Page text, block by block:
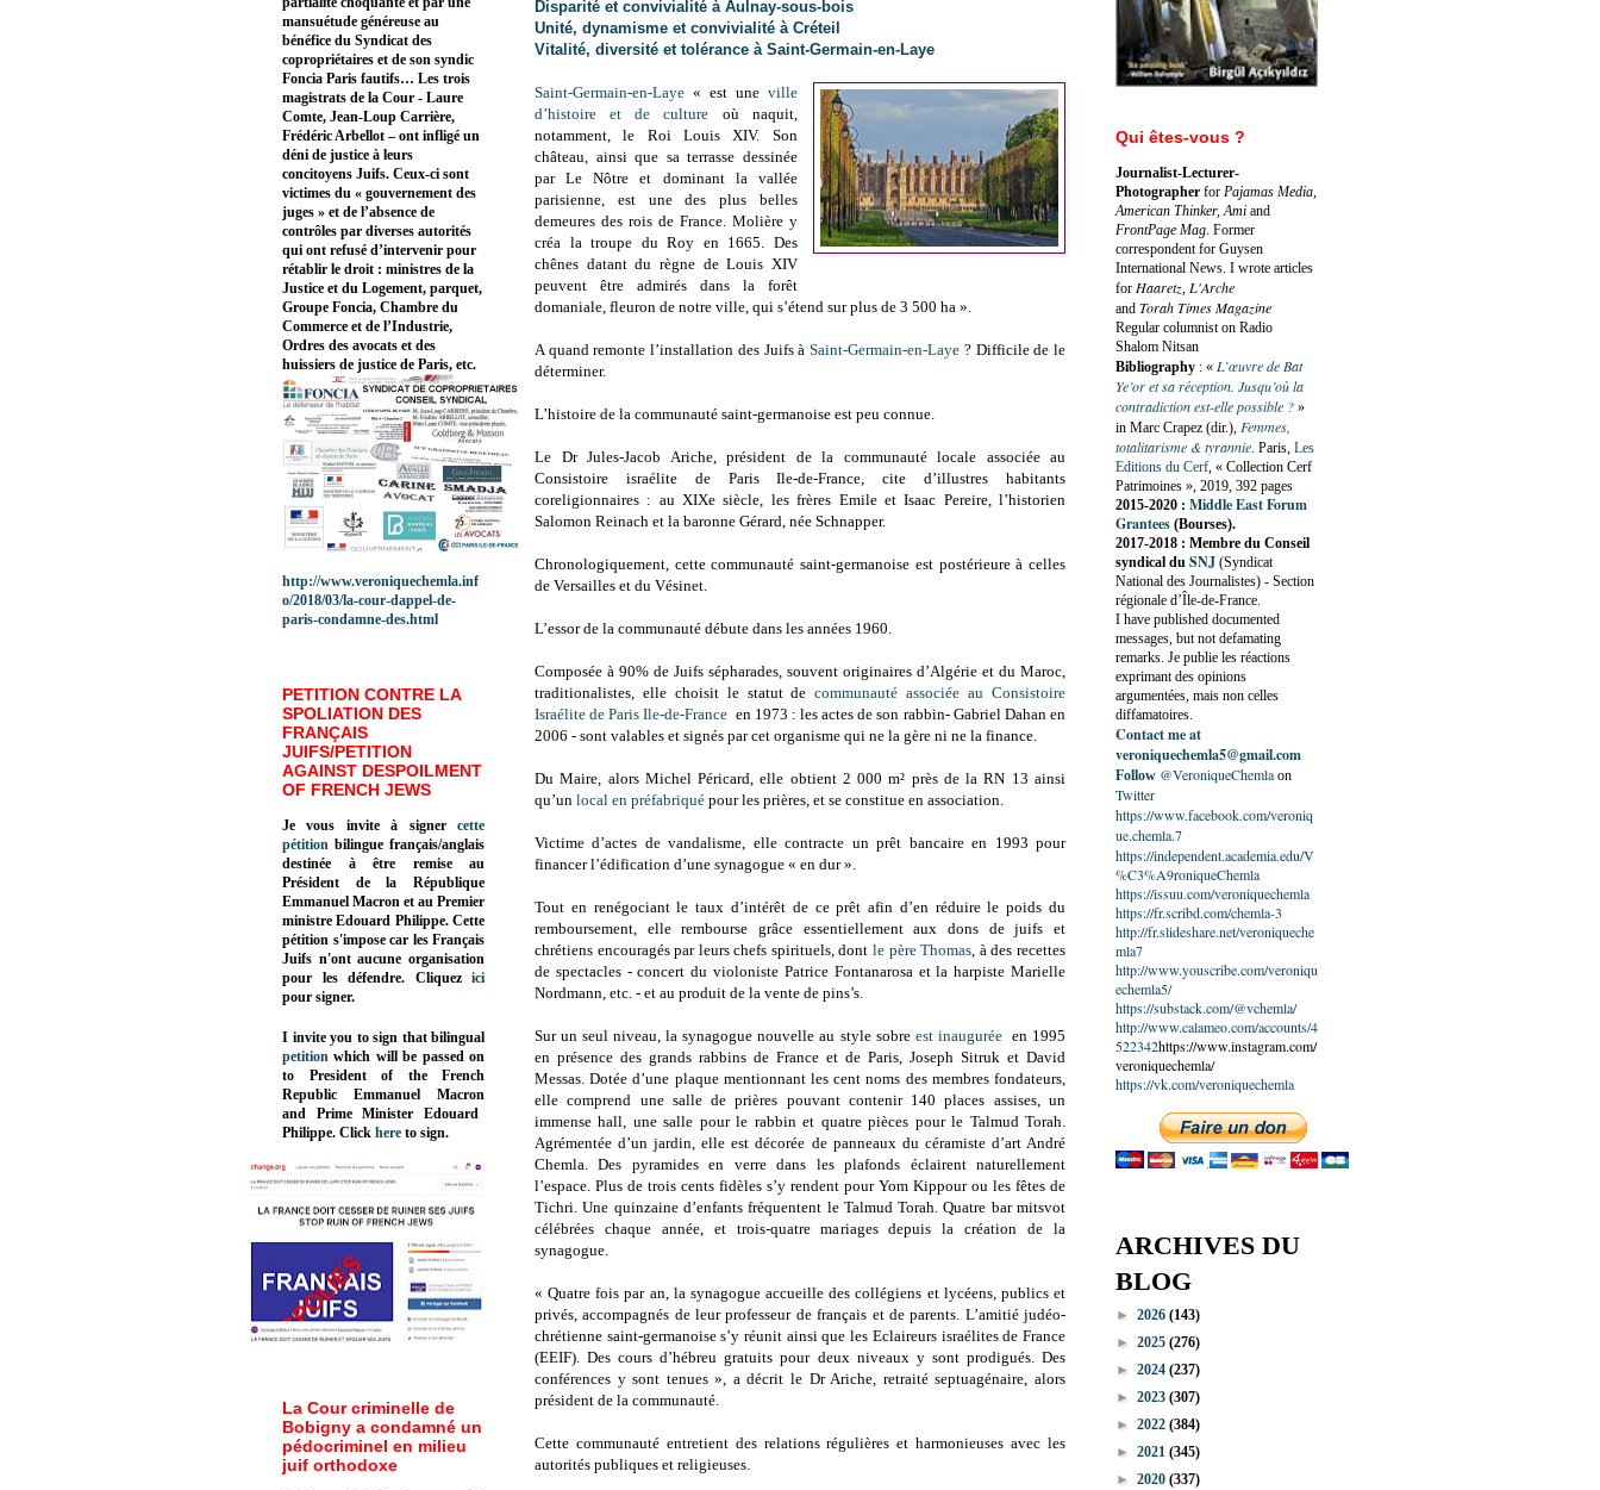
Disparité et convivialité à Aulnay-sous-bois
Unité, dynamisme et convivialité à Créteil
Vitalité, diversité et tolérance à Saint-Germain-en-Laye
Saint-Germain-en-Laye « est une ville
d’histoire et de culture où naquit,
notamment, le Roi Louis XIV. Son
château, ainsi que sa terrasse dessinée
par Le Nôtre et dominant la vallée
parisienne, est une des plus belles
demeures des rois de France. Molière y
créa la troupe du Roy en 1665. Des
chênes datant du règne de Louis XIV
peuvent être admirés dans la forêt
domaniale, fleuron de notre ville, qui s’étend sur plus de 3 500 ha ».
A quand remonte l’installation des Juifs àSaint-Germain-en-Laye ? Difficile de le
déterminer.
L’histoire de la communauté saint-germanoise est peu connue.
Le Dr Jules-Jacob Ariche, président de la communauté locale associée au
Consistoire israélite de Paris Ile-de-France, cite d’illustres habitants
coreligionnaires : au XIXe siècle, les frères Emile et Isaac Pereire, l’historien
Salomon Reinach et la baronne Gérard, née Schnapper.
Chronologiquement, cette communauté saint-germanoise est postérieure à celles
de Versailles et du Vésinet.
L’essor de la communauté débute dans les années 1960.
Composée à 90% de Juifs sépharades, souvent originaires d’Algérie et du Maroc,
traditionalistes, elle choisit le statut decommunauté associée au Consistoire
Israélite de Paris Ile-de-France en 1973 : les actes de son rabbin- Gabriel Dahan en
2006 - sont valables et signés par cet organisme qui ne la gère ni ne la finance.
Du Maire, alors Michel Péricard, elle obtient 2 000 m² près de la RN 13 ainsi
qu’un local en préfabriqué pour les prières, et se constitue en association.
Victime d’actes de vandalisme, elle contracte un prêt bancaire en 1993 pour
financer l’édification d’une synagogue « en dur ».
Tout en renégociant le taux d’intérêt de ce prêt afin d’en réduire le poids du
remboursement, elle rembourse grâce essentiellement aux dons de juifs et
chrétiens encouragés par leurs chefs spirituels, dontle père Thomas, à des recettes
de spectacles - concert du violoniste Patrice Fontanarosa et la harpiste Marielle
Nordmann, etc. - et au produit de la vente de pins’s.
Sur un seul niveau, la synagogue nouvelle au style sobre est inauguréeen 1995
en présence des grands rabbins de France et de Paris, Joseph Sitruk et David
Messas. Dotée d’une plaque mentionnant les cent noms des membres fondateurs,
elle comprend une salle de prières pouvant contenir 140 places assises, un
immense hall, une salle pour le rabbin et quatre pièces pour le Talmud Torah.
Agrémentée d’un jardin, elle est décorée de panneaux du céramiste d’art André
Chemla. Des pyramides en verre dans les plafonds éclairent naturellement
l’espace. Plus de trois cents fidèles s’y rendent pour Yom Kippour ou les fêtes de
Tichri. Une quinzaine d’enfants fréquentent le Talmud Torah. Quatre bar mitsvot
célébrées chaque année, et trois-quatre mariages depuis la création de la
synagogue.
« Quatre fois par an, la synagogue accueille des collégiens et lycéens, publics et
privés, accompagnés de leur professeur de français et de parents. L’amitié judéo-
chrétienne saint-germanoise s’y réunit ainsi que les Eclaireurs israélites de France
(EEIF). Des cours d’hébreu gratuits pour deux niveaux y sont prodigués. Des
conférences y sont tenues », a décrit le Dr Ariche, retraité septuagénaire, alors
président de la communauté.
Cette communauté entretient des relations régulières et harmonieuses avec les
autorités publiques et religieuses.
mansuétude généreuse au
bénéfice du Syndicat des
copropriétaires et de son syndic
Foncia Paris fautifs… Les trois
magistrats de la Cour - Laure
Comte, Jean-Loup Carrière,
Frédéric Arbellot – ont infligé un
déni de justice à leurs
concitoyens Juifs. Ceux-ci sont
victimes du « gouvernement des
juges » et de l’absence de
contrôles par diverses autorités
qui ont refusé d’intervenir pour
rétablir le droit : ministres de la
Justice et du Logement, parquet,
Groupe Foncia, Chambre du
Commerce et de l’Industrie,
Ordres des avocats et des
huissiers de justice de Paris, etc.
http://www.veroniquechemla.inf
o/2018/03/la-cour-dappel-de-
paris-condamne-des.html
PETITION CONTRE LA
SPOLIATION DES
FRANÇAIS
JUIFS/PETITION
AGAINST DESPOILMENT
OF FRENCH JEWS
Je vous invite à signer cette
pétition bilingue français/anglais
destinée à être remise au
Président de la République
Emmanuel Macron et au Premier
ministre Edouard Philippe. Cette
pétition s'impose car les Français
Juifs n'ont aucune organisation
pour les défendre. Cliquez
ici
pour signer.
I invite you to sign that bilingual
petition which will be passed on
to President of the French
Republic Emmanuel Macron
and Prime Minister Edouard
Philippe. Click here to sign.
La Cour criminelle de
Bobigny a condamné un
pédocriminel en milieu
juif orthodoxe
Qui êtes-vous ?
Journalist-Lecturer-
Photographer for Pajamas Media,
American Thinker, Ami and
FrontPage Mag. Former
correspondent for Guysen
International News. I wrote articles
for Haaretz, L'Arche
and Torah Times Magazine
Regular columnist on Radio
Shalom Nitsan
Bibliography : « L’œuvre de Bat
Ye’or et sa réception. Jusqu’où la
contradiction est-elle possible ? »
in Marc Crapez (dir.), Femmes,
totalitarisme & tyrannie. Paris, Les
Editions du Cerf, « Collection Cerf
Patrimoines », 2019, 392 pages
2015-2020 : Middle East Forum
Grantees (Bourses).
2017-2018 : Membre du Conseil
syndical du SNJ (Syndicat
National des Journalistes) - Section
régionale d’Île-de-France.
I have published documented
messages, but not defamating
remarks. Je publie les réactions
exprimant des opinions
argumentées, mais non celles
diffamatoires.
Contact me at
veroniquechemla5@gmail.com
Follow @VeroniqueChemlaon
Twitter
https://www.facebook.com/veroniq
ue.chemla.7
https://independent.academia.edu/V
%C3%A9roniqueChemla
https://issuu.com/veroniquechemla
https://fr.scribd.com/chemla-3
http://fr.slideshare.net/veroniqueche
mla7
http://www.youscribe.com/veroniqu
echemla5/
https://substack.com/@vchemla/
http://www.calameo.com/accounts/4
522342https://www.instagram.com/
veroniquechemla/
https://vk.com/veroniquechemla
ARCHIVES DU
BLOG
► 2026 (143)
► 2025 (276)
► 2024 (237)
► 2023 (307)
► 2022 (384)
► 2021 (345)
► 2020 (337)